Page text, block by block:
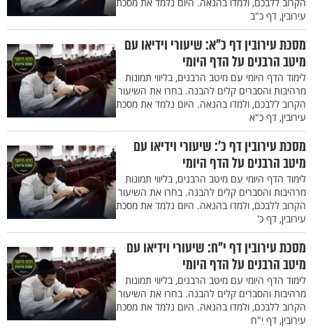
הקרוב ללבכם, ולמדו בהנאה. היום נלמד את מסכת
עירובין, דף כ"ב
מסכת עירובין דף כ"א: שיעורי וידיאו עם
מיטב הרבנים על הדף היומי
לימוד הדף היומי עם מיטב הרבנים, בליווי תמונות
מרהיבות והסברים קלים להבנה. בחרו את השיעור
הקרוב ללבכם, ולמדו בהנאה. היום נלמד את מסכת
עירובין, דף כ"א
מסכת עירובין דף כ’: שיעורי וידיאו עם
מיטב הרבנים על הדף היומי
לימוד הדף היומי עם מיטב הרבנים, בליווי תמונות
מרהיבות והסברים קלים להבנה. בחרו את השיעור
הקרוב ללבכם, ולמדו בהנאה. היום נלמד את מסכת
עירובין, דף כ'
מסכת עירובין דף י"ח: שיעורי וידיאו עם
מיטב הרבנים על הדף היומי
לימוד הדף היומי עם מיטב הרבנים, בליווי תמונות
מרהיבות והסברים קלים להבנה. בחרו את השיעור
הקרוב ללבכם, ולמדו בהנאה. היום נלמד את מסכת
עירובין, דף י"ח